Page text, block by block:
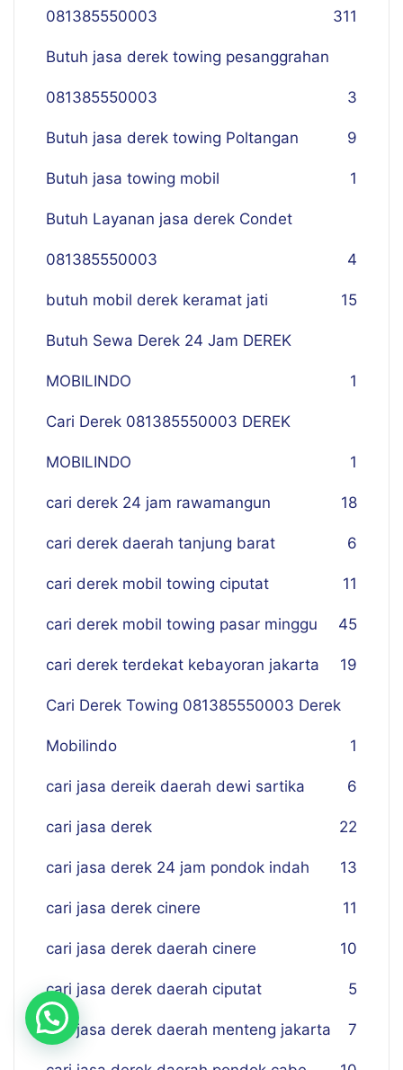
081385550003 311
Butuh jasa derek towing pesanggrahan
081385550003 3
Butuh jasa derek towing Poltangan 9
Butuh jasa towing mobil 1
Butuh Layanan jasa derek Condet
081385550003 4
butuh mobil derek keramat jati 15
Butuh Sewa Derek 24 Jam DEREK
MOBILINDO 1
Cari Derek 081385550003 DEREK
MOBILINDO 1
cari derek 24 jam rawamangun 18
cari derek daerah tanjung barat 6
cari derek mobil towing ciputat 11
cari derek mobil towing pasar minggu 45
cari derek terdekat kebayoran jakarta 19
Cari Derek Towing 081385550003 Derek
Mobilindo 1
cari jasa dereik daerah dewi sartika 6
cari jasa derek 22
cari jasa derek 24 jam pondok indah 13
cari jasa derek cinere 11
cari jasa derek daerah cinere 10
cari jasa derek daerah ciputat 5
cari jasa derek daerah menteng jakarta 7